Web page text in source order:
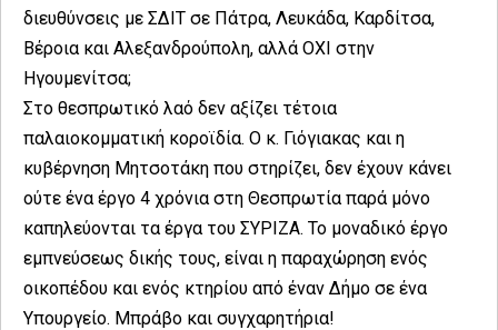
διευθύνσεις με ΣΔΙΤ σε Πάτρα, Λευκάδα, Καρδίτσα,
Βέροια και Αλεξανδρούπολη, αλλά ΟΧΙ στην
Ηγουμενίτσα;
Στο θεσπρωτικό λαό δεν αξίζει τέτοια
παλαιοκομματική κοροϊδία. Ο κ. Γιόγιακας και η
κυβέρνηση Μητσοτάκη που στηρίζει, δεν έχουν κάνει
ούτε ένα έργο 4 χρόνια στη Θεσπρωτία παρά μόνο
καπηλεύονται τα έργα του ΣΥΡΙΖΑ. Το μοναδικό έργο
εμπνεύσεως δικής τους, είναι η παραχώρηση ενός
οικοπέδου και ενός κτηρίου από έναν Δήμο σε ένα
Υπουργείο. Μπράβο και συγχαρητήρια!